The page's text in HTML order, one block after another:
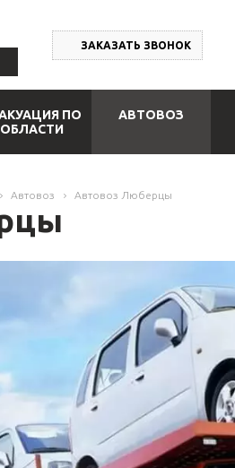
ЗАКАЗАТЬ ЗВОНОК
ПО
ОБЛАСТИ
АВТОВОЗ
Автовоз Автовоз Люберцы